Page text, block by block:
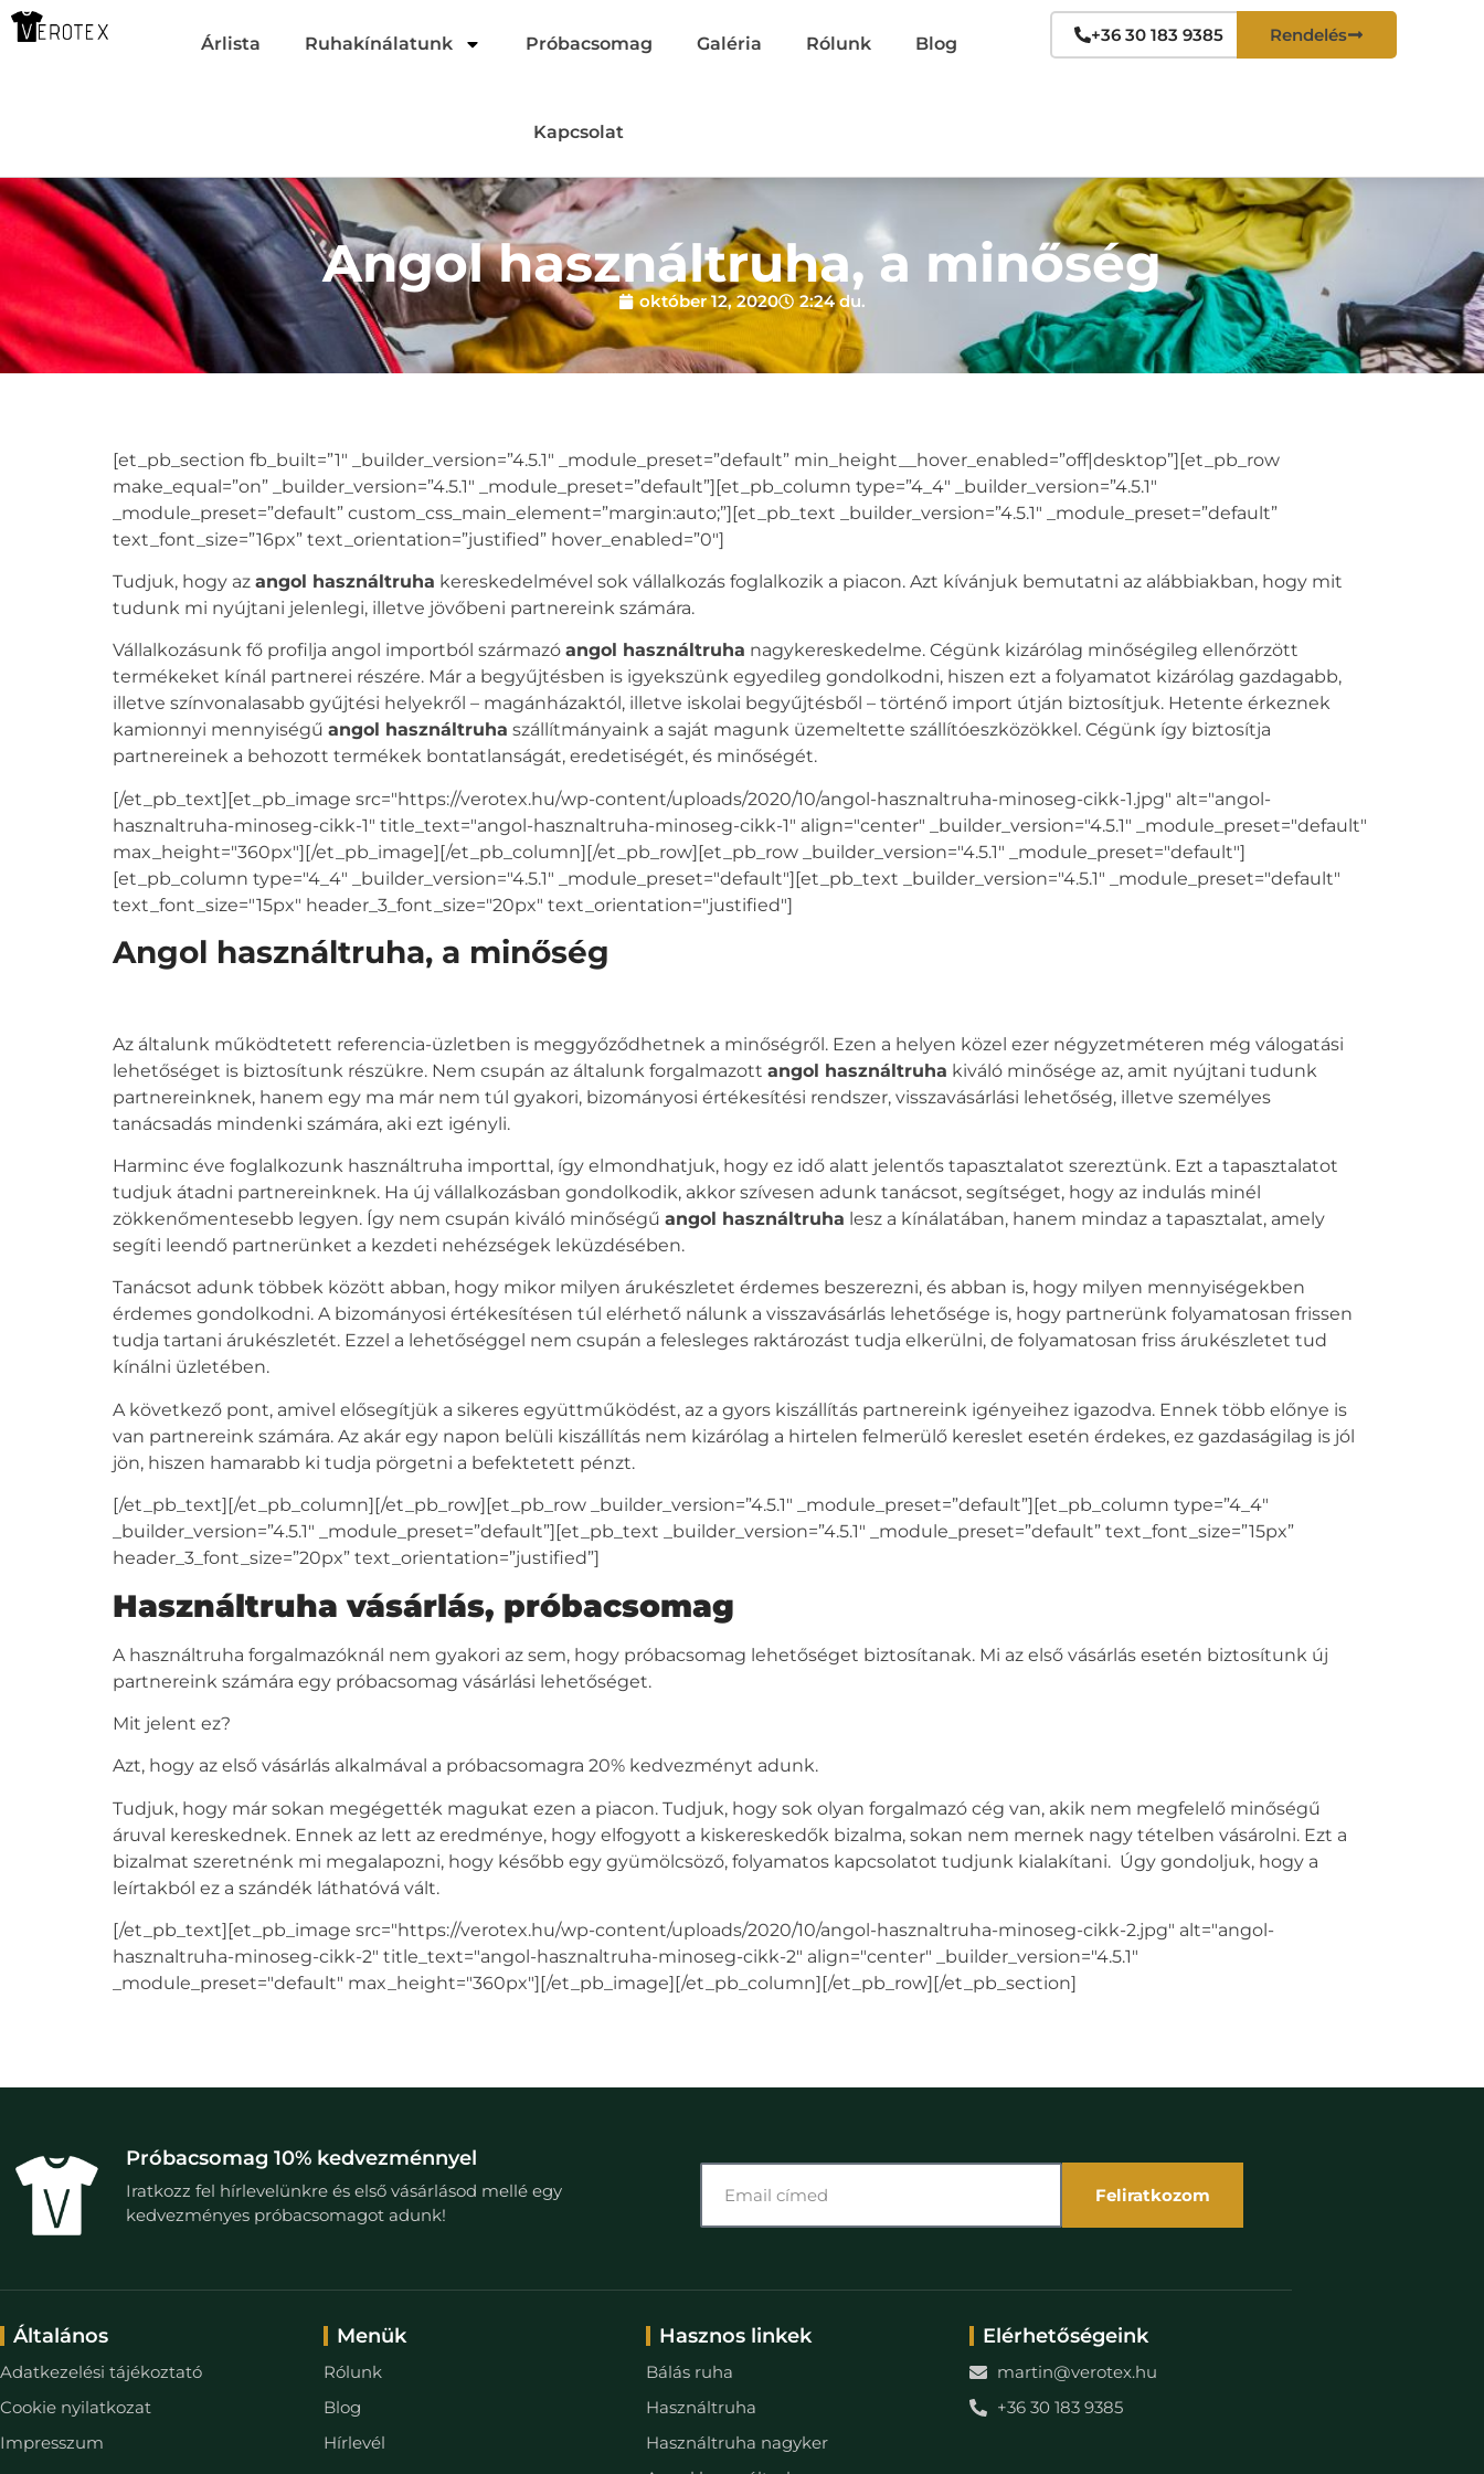
Árlista Ruhakínálatunk Próbacsomag Galéria Rólunk Blog
Kapcsolat
+36 30 183 9385 Rendelés
Angol használtruha, a minőség
október 12, 2020 2:24 du.
[et_pb_section fb_built=”1″ _builder_version=”4.5.1″ _module_preset=”default” min_height__hover_enabled=”off|desktop”][et_pb_row
make_equal=”on” _builder_version=”4.5.1″ _module_preset=”default”][et_pb_column type=”4_4″ _builder_version=”4.5.1″
_module_preset=”default” custom_css_main_element=”margin:auto;”][et_pb_text _builder_version=”4.5.1″ _module_preset=”default”
text_font_size=”16px” text_orientation=”justified” hover_enabled=”0″]
Tudjuk, hogy az angol használtruha kereskedelmével sok vállalkozás foglalkozik a piacon. Azt kívánjuk bemutatni az alábbiakban, hogy mit
tudunk mi nyújtani jelenlegi, illetve jövőbeni partnereink számára.
Vállalkozásunk fő profilja angol importból származó angol használtruha nagykereskedelme. Cégünk kizárólag minőségileg ellenőrzött
termékeket kínál partnerei részére. Már a begyűjtésben is igyekszünk egyedileg gondolkodni, hiszen ezt a folyamatot kizárólag gazdagabb,
illetve színvonalasabb gyűjtési helyekről – magánházaktól, illetve iskolai begyűjtésből – történő import útján biztosítjuk. Hetente érkeznek
kamionnyi mennyiségű angol használtruha szállítmányaink a saját magunk üzemeltette szállítóeszközökkel. Cégünk így biztosítja
partnereinek a behozott termékek bontatlanságát, eredetiségét, és minőségét.
[/et_pb_text][et_pb_image src="https://verotex.hu/wp-content/uploads/2020/10/angol-hasznaltruha-minoseg-cikk-1.jpg" alt="angol-
hasznaltruha-minoseg-cikk-1" title_text="angol-hasznaltruha-minoseg-cikk-1" align="center" _builder_version="4.5.1" _module_preset="default"
max_height="360px"][/et_pb_image][/et_pb_column][/et_pb_row][et_pb_row _builder_version="4.5.1" _module_preset="default"]
[et_pb_column type="4_4" _builder_version="4.5.1" _module_preset="default"][et_pb_text _builder_version="4.5.1" _module_preset="default"
text_font_size="15px" header_3_font_size="20px" text_orientation="justified"]
Angol használtruha, a minőség
Az általunk működtetett referencia-üzletben is meggyőződhetnek a minőségről. Ezen a helyen közel ezer négyzetméteren még válogatási
lehetőséget is biztosítunk részükre. Nem csupán az általunk forgalmazott angol használtruha kiváló minősége az, amit nyújtani tudunk
partnereinknek, hanem egy ma már nem túl gyakori, bizományosi értékesítési rendszer, visszavásárlási lehetőség, illetve személyes
tanácsadás mindenki számára, aki ezt igényli.
Harminc éve foglalkozunk használtruha importtal, így elmondhatjuk, hogy ez idő alatt jelentős tapasztalatot szereztünk. Ezt a tapasztalatot
tudjuk átadni partnereinknek. Ha új vállalkozásban gondolkodik, akkor szívesen adunk tanácsot, segítséget, hogy az indulás minél
zökkenőmentesebb legyen. Így nem csupán kiváló minőségű angol használtruha lesz a kínálatában, hanem mindaz a tapasztalat, amely
segíti leendő partnerünket a kezdeti nehézségek leküzdésében.
Tanácsot adunk többek között abban, hogy mikor milyen árukészletet érdemes beszerezni, és abban is, hogy milyen mennyiségekben
érdemes gondolkodni. A bizományosi értékesítésen túl elérhető nálunk a visszavásárlás lehetősége is, hogy partnerünk folyamatosan frissen
tudja tartani árukészletét. Ezzel a lehetőséggel nem csupán a felesleges raktározást tudja elkerülni, de folyamatosan friss árukészletet tud
kínálni üzletében.
A következő pont, amivel elősegítjük a sikeres együttműködést, az a gyors kiszállítás partnereink igényeihez igazodva. Ennek több előnye is
van partnereink számára. Az akár egy napon belüli kiszállítás nem kizárólag a hirtelen felmerülő kereslet esetén érdekes, ez gazdaságilag is jól
jön, hiszen hamarabb ki tudja pörgetni a befektetett pénzt.
[/et_pb_text][/et_pb_column][/et_pb_row][et_pb_row _builder_version=”4.5.1″ _module_preset=”default”][et_pb_column type=”4_4″
_builder_version=”4.5.1″ _module_preset=”default”][et_pb_text _builder_version=”4.5.1″ _module_preset=”default” text_font_size=”15px”
header_3_font_size=”20px” text_orientation=”justified”]
Használtruha vásárlás, próbacsomag
A használtruha forgalmazóknál nem gyakori az sem, hogy próbacsomag lehetőséget biztosítanak. Mi az első vásárlás esetén biztosítunk új
partnereink számára egy próbacsomag vásárlási lehetőséget.
Mit jelent ez?
Azt, hogy az első vásárlás alkalmával a próbacsomagra 20% kedvezményt adunk.
Tudjuk, hogy már sokan megégették magukat ezen a piacon. Tudjuk, hogy sok olyan forgalmazó cég van, akik nem megfelelő minőségű
áruval kereskednek. Ennek az lett az eredménye, hogy elfogyott a kiskereskedők bizalma, sokan nem mernek nagy tételben vásárolni. Ezt a
bizalmat szeretnénk mi megalapozni, hogy később egy gyümölcsöző, folyamatos kapcsolatot tudjunk kialakítani. Úgy gondoljuk, hogy a
leírtakból ez a szándék láthatóvá vált.
[/et_pb_text][et_pb_image src="https://verotex.hu/wp-content/uploads/2020/10/angol-hasznaltruha-minoseg-cikk-2.jpg" alt="angol-
hasznaltruha-minoseg-cikk-2" title_text="angol-hasznaltruha-minoseg-cikk-2" align="center" _builder_version="4.5.1"
_module_preset="default" max_height="360px"][/et_pb_image][/et_pb_column][/et_pb_row][/et_pb_section]
Próbacsomag 10% kedvezménnyel
Iratkozz fel hírlevelünkre és első vásárlásod mellé egy
kedvezményes próbacsomagot adunk!
Feliratkozom
Általános
Adatkezelési tájékoztató
Cookie nyilatkozat
Impresszum
Menük
Rólunk
Blog
Hírlevél
Hasznos linkek
Bálás ruha
Használtruha
Használtruha nagyker
Elérhetőségeink
martin@verotex.hu
+36 30 183 9385